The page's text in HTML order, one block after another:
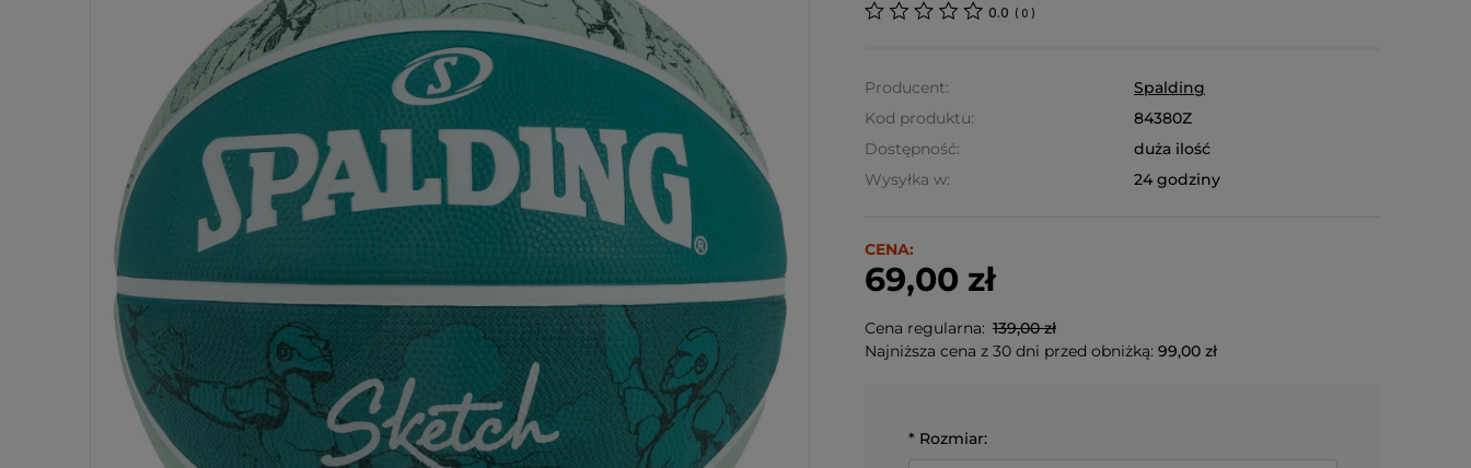
0.0 ( 0 )
Producent:
Spalding
Kod produktu:
84380Z
Dostępność:
duża ilość
Wysyłka w:
24 godziny
CENA:
69,00 zł
Cena regularna: 139,00 zł
Najniższa cena z 30 dni przed obniżką: 99,00 zł
* Rozmiar: